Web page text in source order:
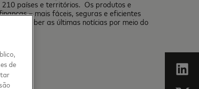
210 países e territórios. Os produtos e
– mais fáceis, seguras e eficientes
para receber as últimas notícias por meio do
de